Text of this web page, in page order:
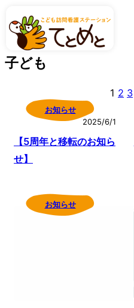
容
ス
子ども
1 2 3
お知らせ
2025/6/1
【5周年と移転のお知ら
せ】
お知らせ